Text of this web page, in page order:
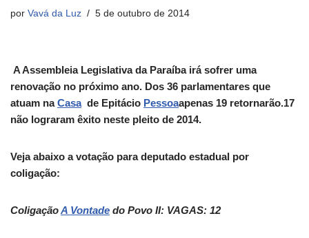
por Vavá da Luz 5 de outubro de 2014
A Assembleia Legislativa da Paraíba irá sofrer uma
renovação no próximo ano. Dos 36 parlamentares que
atuam naCasade Epitácio Pessoaapenas 19 retornarão.17
não lograram êxito neste pleito de 2014.
Veja abaixo a votação para deputado estadual por
coligação:
ColigaçãoA Vontade do Povo II: VAGAS: 12